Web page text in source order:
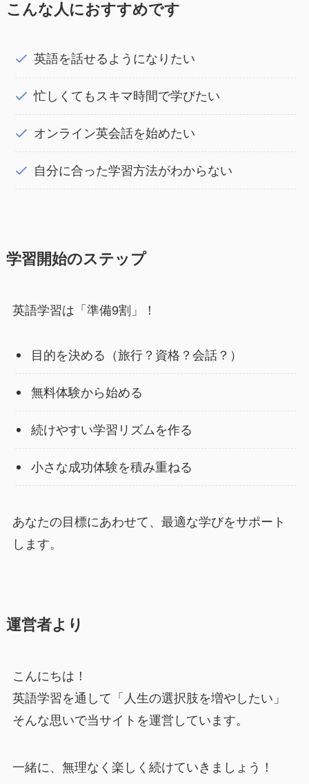
こんな人におすすめです
英語を話せるようになりたい
忙しくてもスキマ時間で学びたい
オンライン英会話を始めたい
自分に合った学習方法がわからない
学習開始のステップ
英語学習は「準備9割」！
目的を決める（旅行？資格？会話？）
無料体験から始める
続けやすい学習リズムを作る
小さな成功体験を積み重ねる
あなたの目標にあわせて、最適な学びをサポート
します。
運営者より
こんにちは！
英語学習を通して「人生の選択肢を増やしたい」
そんな思いで当サイトを運営しています。
一緒に、無理なく楽しく続けていきましょう！